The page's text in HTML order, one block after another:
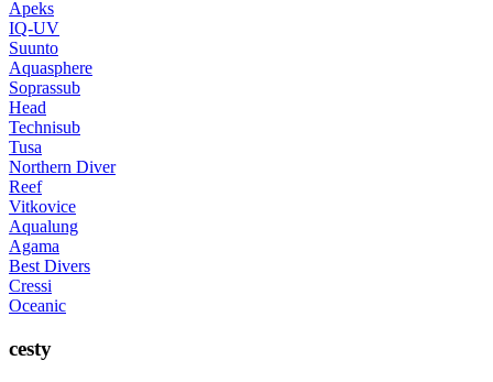
Apeks
IQ-UV
Suunto
Aquasphere
Soprassub
Head
Technisub
Tusa
Northern Diver
Reef
Vitkovice
Aqualung
Agama
Best Divers
Cressi
Oceanic
cesty